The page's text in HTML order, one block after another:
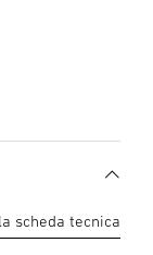
scheda tecnica